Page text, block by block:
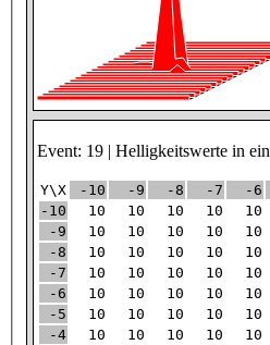
Event: 19 | Helligkeitswerte in
Y\X -10 -9 -8 -7 -6
-10
10 10 10 10 10
-9
10 10 10 10 10
-8
10 10 10 10 10
-7
10 10 10 10 10
-6
10 10 10 10 10
-5
10 10 10 10 10
-4
10 10 10 10 10